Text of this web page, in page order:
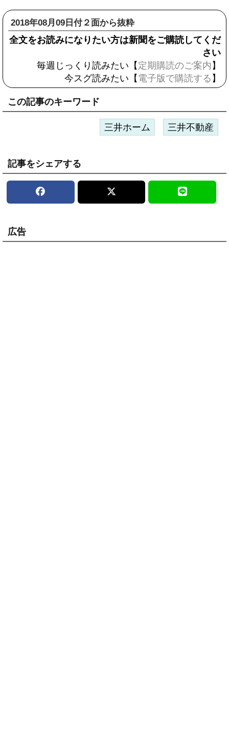
2018年08月09日付２面から抜粋
全文をお読みになりたい方は新聞をご購読してくだ
さい
毎週じっくり読みたい【 定期購読のご案内 】
今スグ読みたい【 電子版で購読する 】
この記事のキーワード
三井ホーム 三井不動産
記事をシェアする
広告